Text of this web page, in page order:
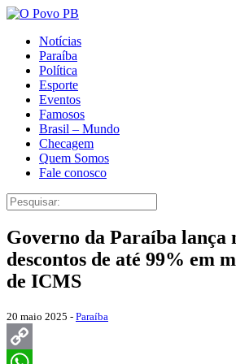
Notícias
Paraíba
Política
Esporte
Eventos
Famosos
Brasil – Mundo
Checagem
Quem Somos
Fale conosco
Governo da Paraíba lança
descontos de até 99% em
de ICMS
20 maio 2025 - Paraíba